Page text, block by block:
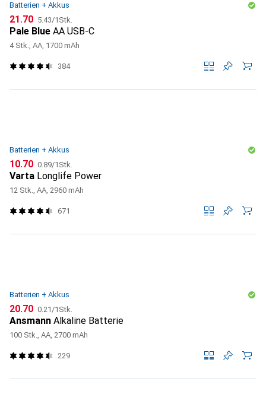
Batterien + Akkus
CHF
21.70 CHF
5.43/1Stk.
Pale Blue AA USB-C
4 Stk., AA, 1700 mAh
384
Batterien + Akkus
CHF
10.70 CHF
0.89/1Stk.
Varta Longlife Power
12 Stk., AA, 2960 mAh
671
Batterien + Akkus
CHF
20.70 CHF
0.21/1Stk.
Ansmann Alkaline Batterie
100 Stk., AA, 2700 mAh
229